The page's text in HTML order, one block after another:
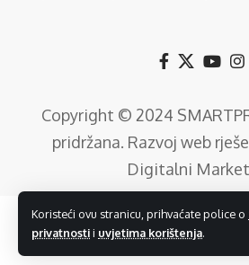
Koristeći ovu stranicu, prihvaćate police o
privatnostii uvjetima korištenja.
Copyright © 2024
pridržana. Razvoj web
Digitalni